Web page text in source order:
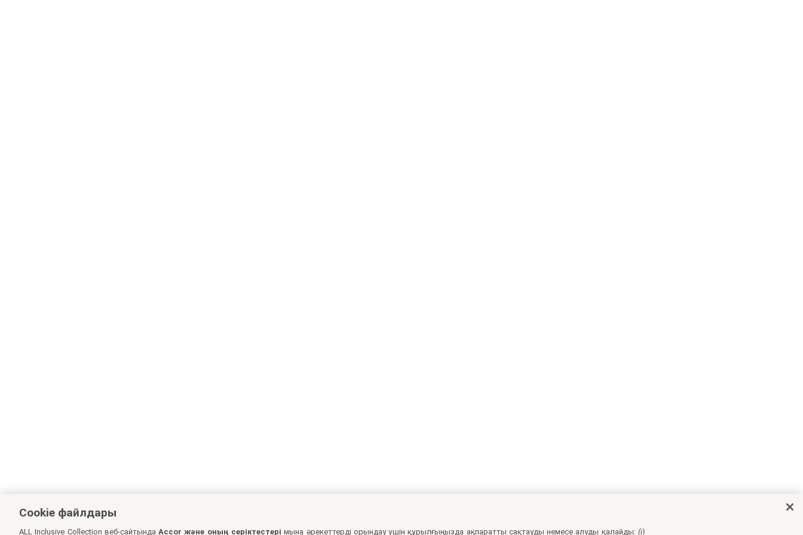
Cookie файлдары
ALL Inclusive Collection веб-сайтындаAccor және оның серіктестері мына әрекеттерді орындау үшін құрылғыңызда ақпаратты сақтауды немесе алуды қалайды:(i)